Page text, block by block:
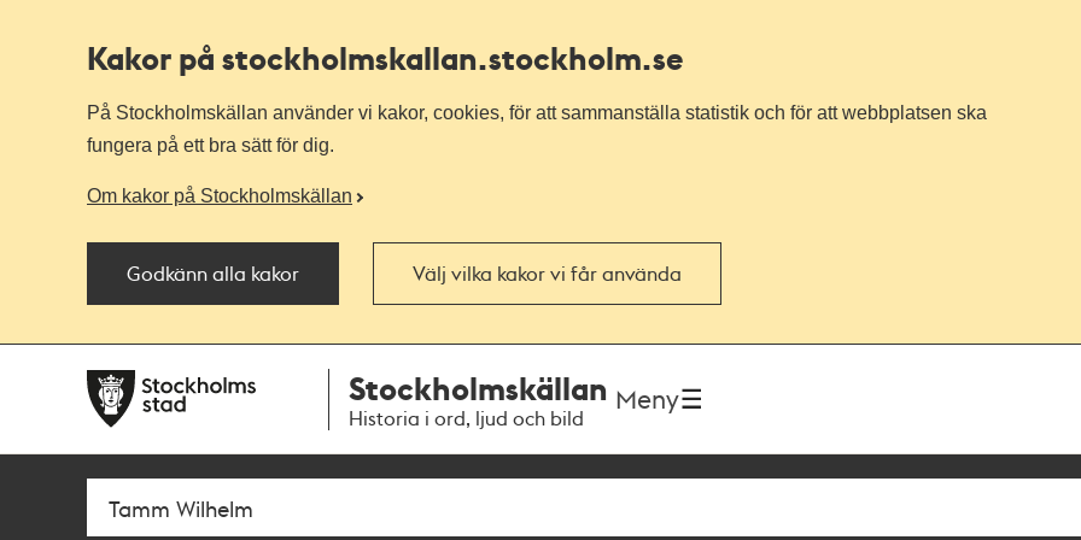
Kakor på stockholmskallan.stockholm.se
På Stockholmskällan använder vi kakor, cookies, för att sammanställa statistik och för att webbplatsen ska
fungera på ett bra sätt för dig.
Om kakor på Stockholmskällan
Godkänn alla kakor Välj vilka kakor vi får använda
navigationen
huvudinnehållet
Stockholmskällan
Historia i ord, ljud och bild
Meny
Sök